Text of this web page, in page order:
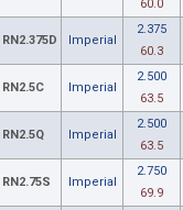
60.0
RN2.375D Imperial
2.375
60.3
RN2.5C Imperial
2.500
63.5
RN2.5Q Imperial
2.500
63.5
RN2.75S Imperial
2.750
69.9